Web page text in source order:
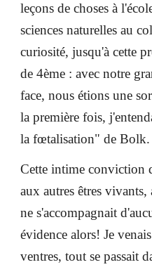
leçons de choses à
sciences naturelles au
curiosité, jusqu'à cette
de 4ème : avec notre
face, nous étions une
la première fois,
la fœtalisation" de Bolk.
Cette intime conviction
aux autres êtres
ne s'accompagnait
évidence alors! Je
ventres, tout se passait